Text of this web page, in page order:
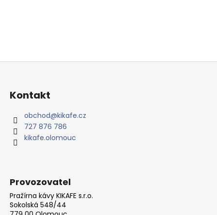
Z
Kontakt
obchod@kikafe.cz
727 876 786
kikafe.olomouc
Provozovatel
Pražírna kávy KIKAFE s.r.o.
Sokolská 548/44